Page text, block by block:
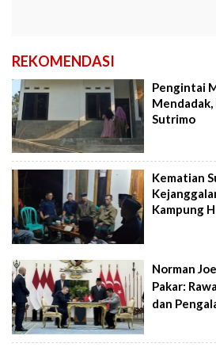
REKOMENDASI
Pengintai
Mendadak,
Sutrimo
Kematian
Kampung
Norman
Pakar:
dan